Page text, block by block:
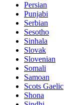
Persian
Punjabi
Serbian
Sesotho
Sinhala
Slovak
Slovenian
Somali
Samoan
Scots Gaelic
Shona